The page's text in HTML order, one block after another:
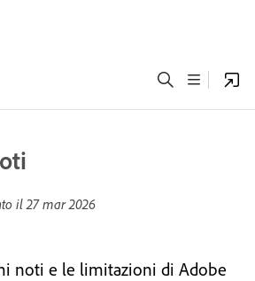
il27 mar 2026
noti e le limitazioni di Adobe